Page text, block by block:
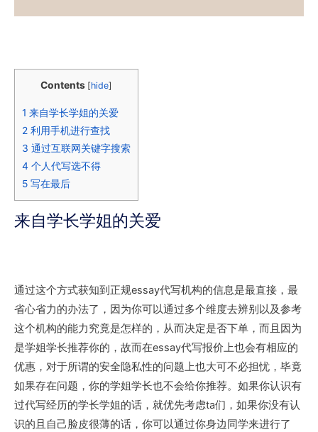
Contents [hide]
1 来自学长学姐的关爱
2 利用手机进行查找
3 通过互联网关键字搜索
4 个人代写选不得
5 写在最后
来自学长学姐的关爱
通过这个方式获知到正规essay代写机构的信息是最直接，最
省心省力的办法了，因为你可以通过多个维度去辨别以及参考
这个机构的能力究竟是怎样的，从而决定是否下单，而且因为
是学姐学长推荐你的，故而在essay代写报价上也会有相应的
优惠，对于所谓的安全隐私性的问题上也大可不必担忧，毕竟
如果存在问题，你的学姐学长也不会给你推荐。如果你认识有
过代写经历的学长学姐的话，就优先考虑ta们，如果你没有认
识的且自己脸皮很薄的话，你可以通过你身边同学来进行了